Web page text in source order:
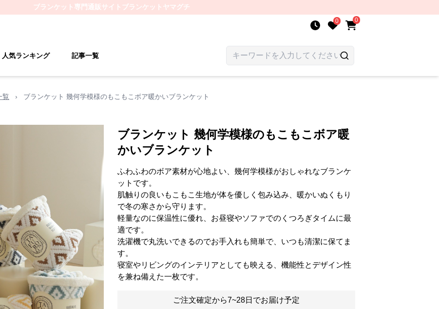
ブランケット 専門通販サイト ブランケットヤマグチ
0 0
人気ランキング 記事一覧
覧 › ブランケット 幾何学模様のもこもこボア暖かいブランケット
ブランケット 幾何学模様のもこもこボア暖
かいブランケット
ふわふわのボア素材が心地よい、幾何学模様がおしゃれなブランケ
ットです。
肌触りの良いもこもこ生地が体を優しく包み込み、暖かいぬくもり
で冬の寒さから守ります。
軽量なのに保温性に優れ、お昼寝やソファでのくつろぎタイムに最
適です。
洗濯機で丸洗いできるのでお手入れも簡単で、いつも清潔に保てま
す。
寝室やリビングのインテリアとしても映える、機能性とデザイン性
を兼ね備えた一枚です。
ご注文確定から7~28日でお届け予定